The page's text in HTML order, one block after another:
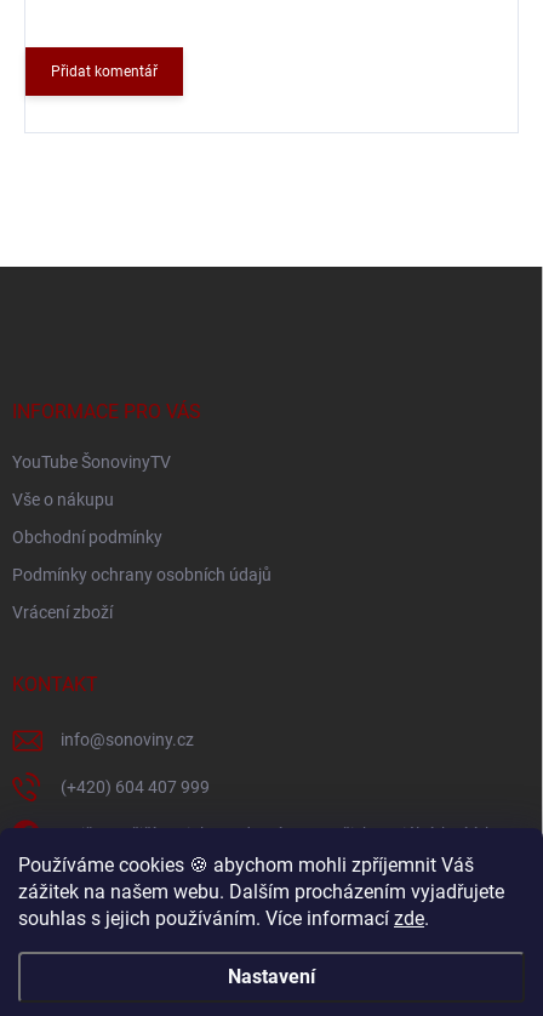
Používáme cookies 🍪 abychom mohli zpříjemnit Váš
zážitek na našem webu. Dalším procházením vyjadřujete
souhlas s jejich používáním. Více informací zde.
Nastavení
Přidat komentář
INFORMACE PRO VÁS
YouTube ŠonovinyTV
Vše o nákupu
Obchodní podmínky
Podmínky ochrany osobních údajů
Vrácení zboží
KONTAKT
info@sonoviny.cz
(+420) 604 407 999
Nejčerstvější novinky se dozvíte na našich sociálních sítích
sonoviny.cz
Videorecepty - Vaše oblíbené recepty v pohodlí domova